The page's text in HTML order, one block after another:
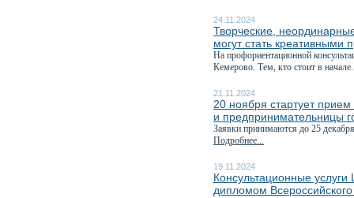
24.11.2024
Творческие,
могут стать креативными
На профориентационной
Кемерово. Тем, кто стоит в
21.11.2024
20 ноября стартует
и предпринимательницы
Заявки принимаются до 25
Подробнее...
19.11.2024
Консультационные
дипломом